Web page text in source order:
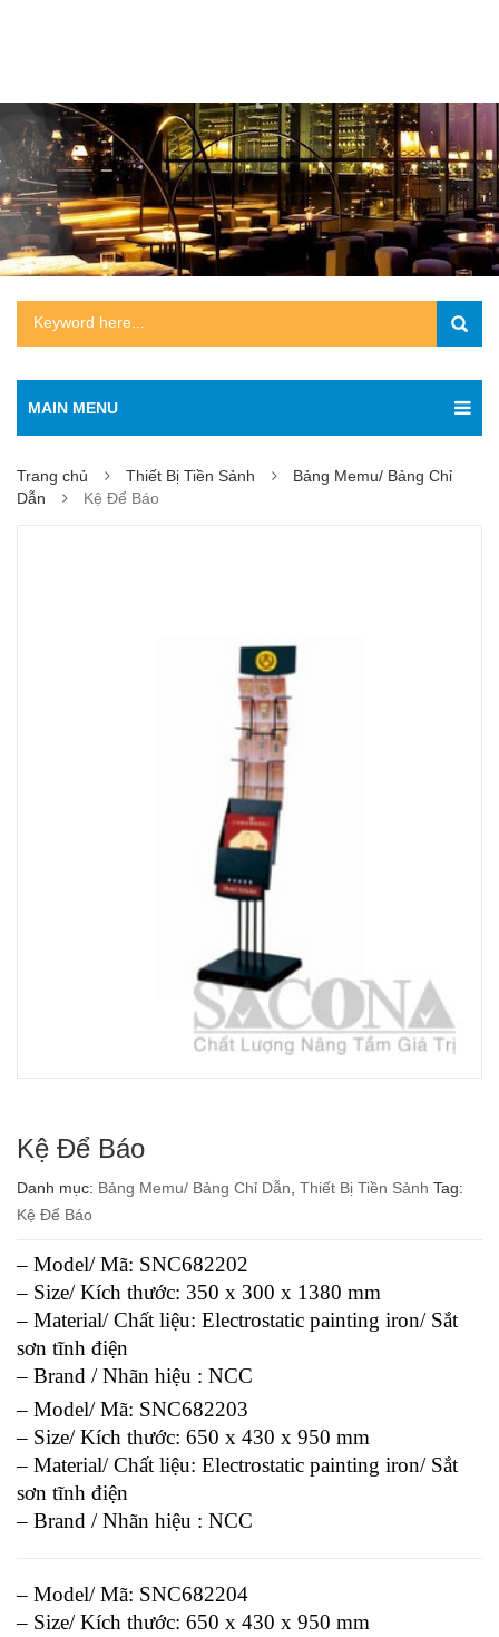
MAIN MENU
Trang chủ Thiết Bị Tiền Sảnh
Bảng Memu/ Bảng Chỉ
Dẫn
Kệ Để Báo
Kệ Để Báo
Danh mục: Bảng Memu/ Bảng Chỉ Dẫn, Thiết Bị Tiền Sảnh Tag:
Kệ Để Báo
– Model/ Mã: SNC682202
– Size/ Kích thước: 350 x 300 x 1380 mm
– Material/ Chất liệu: Electrostatic painting iron/ Sắt
sơn tĩnh điện
– Brand / Nhãn hiệu : NCC
– Model/ Mã: SNC682203
– Size/ Kích thước: 650 x 430 x 950 mm
– Material/ Chất liệu: Electrostatic painting iron/ Sắt
sơn tĩnh điện
– Brand / Nhãn hiệu : NCC
– Model/ Mã: SNC682204
– Size/ Kích thước: 650 x 430 x 950 mm